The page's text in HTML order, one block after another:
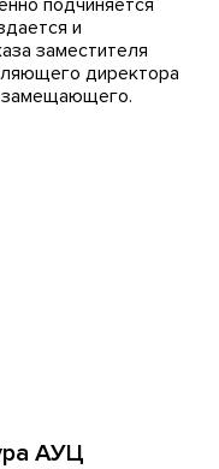
подчиняется
и
заместителя
директора
замещающего.
АУЦ